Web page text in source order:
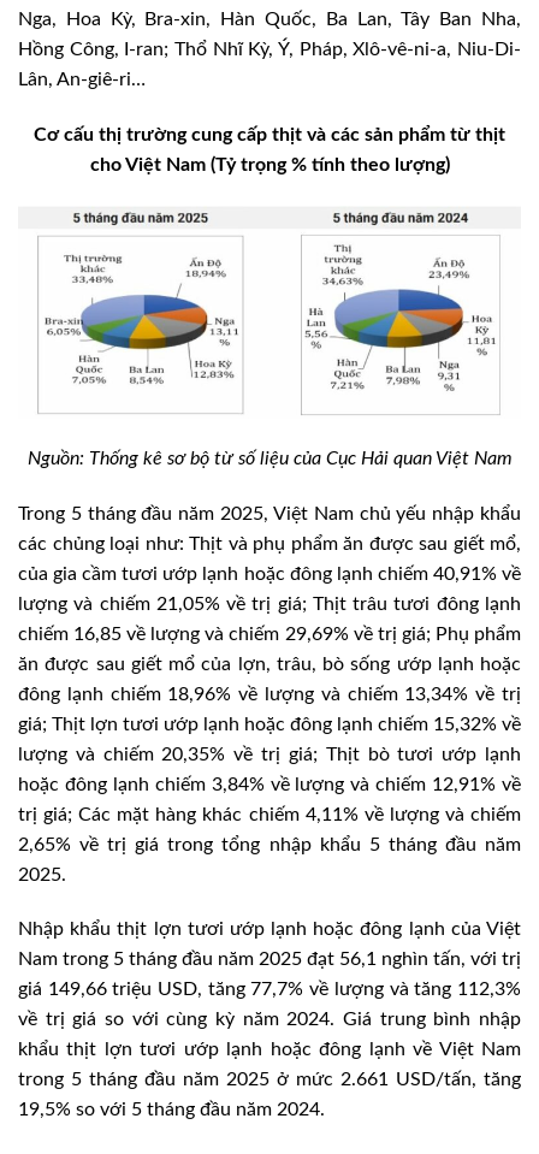
Nga, Hoa Kỳ, Bra-xin, Hàn Quốc, Ba Lan, Tây Ban Nha,
Hồng Công, I-ran; Thổ Nhĩ Kỳ, Ý, Pháp, Xlô-vê-ni-a, Niu-Di-
Lân, An-giê-ri…
Cơ cấu thị trường cung cấp thịt và các sản phẩm từ thịt
cho Việt Nam (Tỷ trọng % tính theo lượng)
Nguồn: Thống kê sơ bộ từ số liệu của Cục Hải quan Việt Nam
Trong 5 tháng đầu năm 2025, Việt Nam chủ yếu nhập khẩu
các chủng loại như: Thịt và phụ phẩm ăn được sau giết mổ,
của gia cầm tươi ướp lạnh hoặc đông lạnh chiếm 40,91% về
lượng và chiếm 21,05% về trị giá; Thịt trâu tươi đông lạnh
chiếm 16,85 về lượng và chiếm 29,69% về trị giá; Phụ phẩm
ăn được sau giết mổ của lợn, trâu, bò sống ướp lạnh hoặc
đông lạnh chiếm 18,96% về lượng và chiếm 13,34% về trị
giá; Thịt lợn tươi ướp lạnh hoặc đông lạnh chiếm 15,32% về
lượng và chiếm 20,35% về trị giá; Thịt bò tươi ướp lạnh
hoặc đông lạnh chiếm 3,84% về lượng và chiếm 12,91% về
trị giá; Các mặt hàng khác chiếm 4,11% về lượng và chiếm
2,65% về trị giá trong tổng nhập khẩu 5 tháng đầu năm
2025.
Nhập khẩu thịt lợn tươi ướp lạnh hoặc đông lạnh của Việt
Nam trong 5 tháng đầu năm 2025 đạt 56,1 nghìn tấn, với trị
giá 149,66 triệu USD, tăng 77,7% về lượng và tăng 112,3%
về trị giá so với cùng kỳ năm 2024. Giá trung bình nhập
khẩu thịt lợn tươi ướp lạnh hoặc đông lạnh về Việt Nam
trong 5 tháng đầu năm 2025 ở mức 2.661 USD/tấn, tăng
19,5% so với 5 tháng đầu năm 2024.